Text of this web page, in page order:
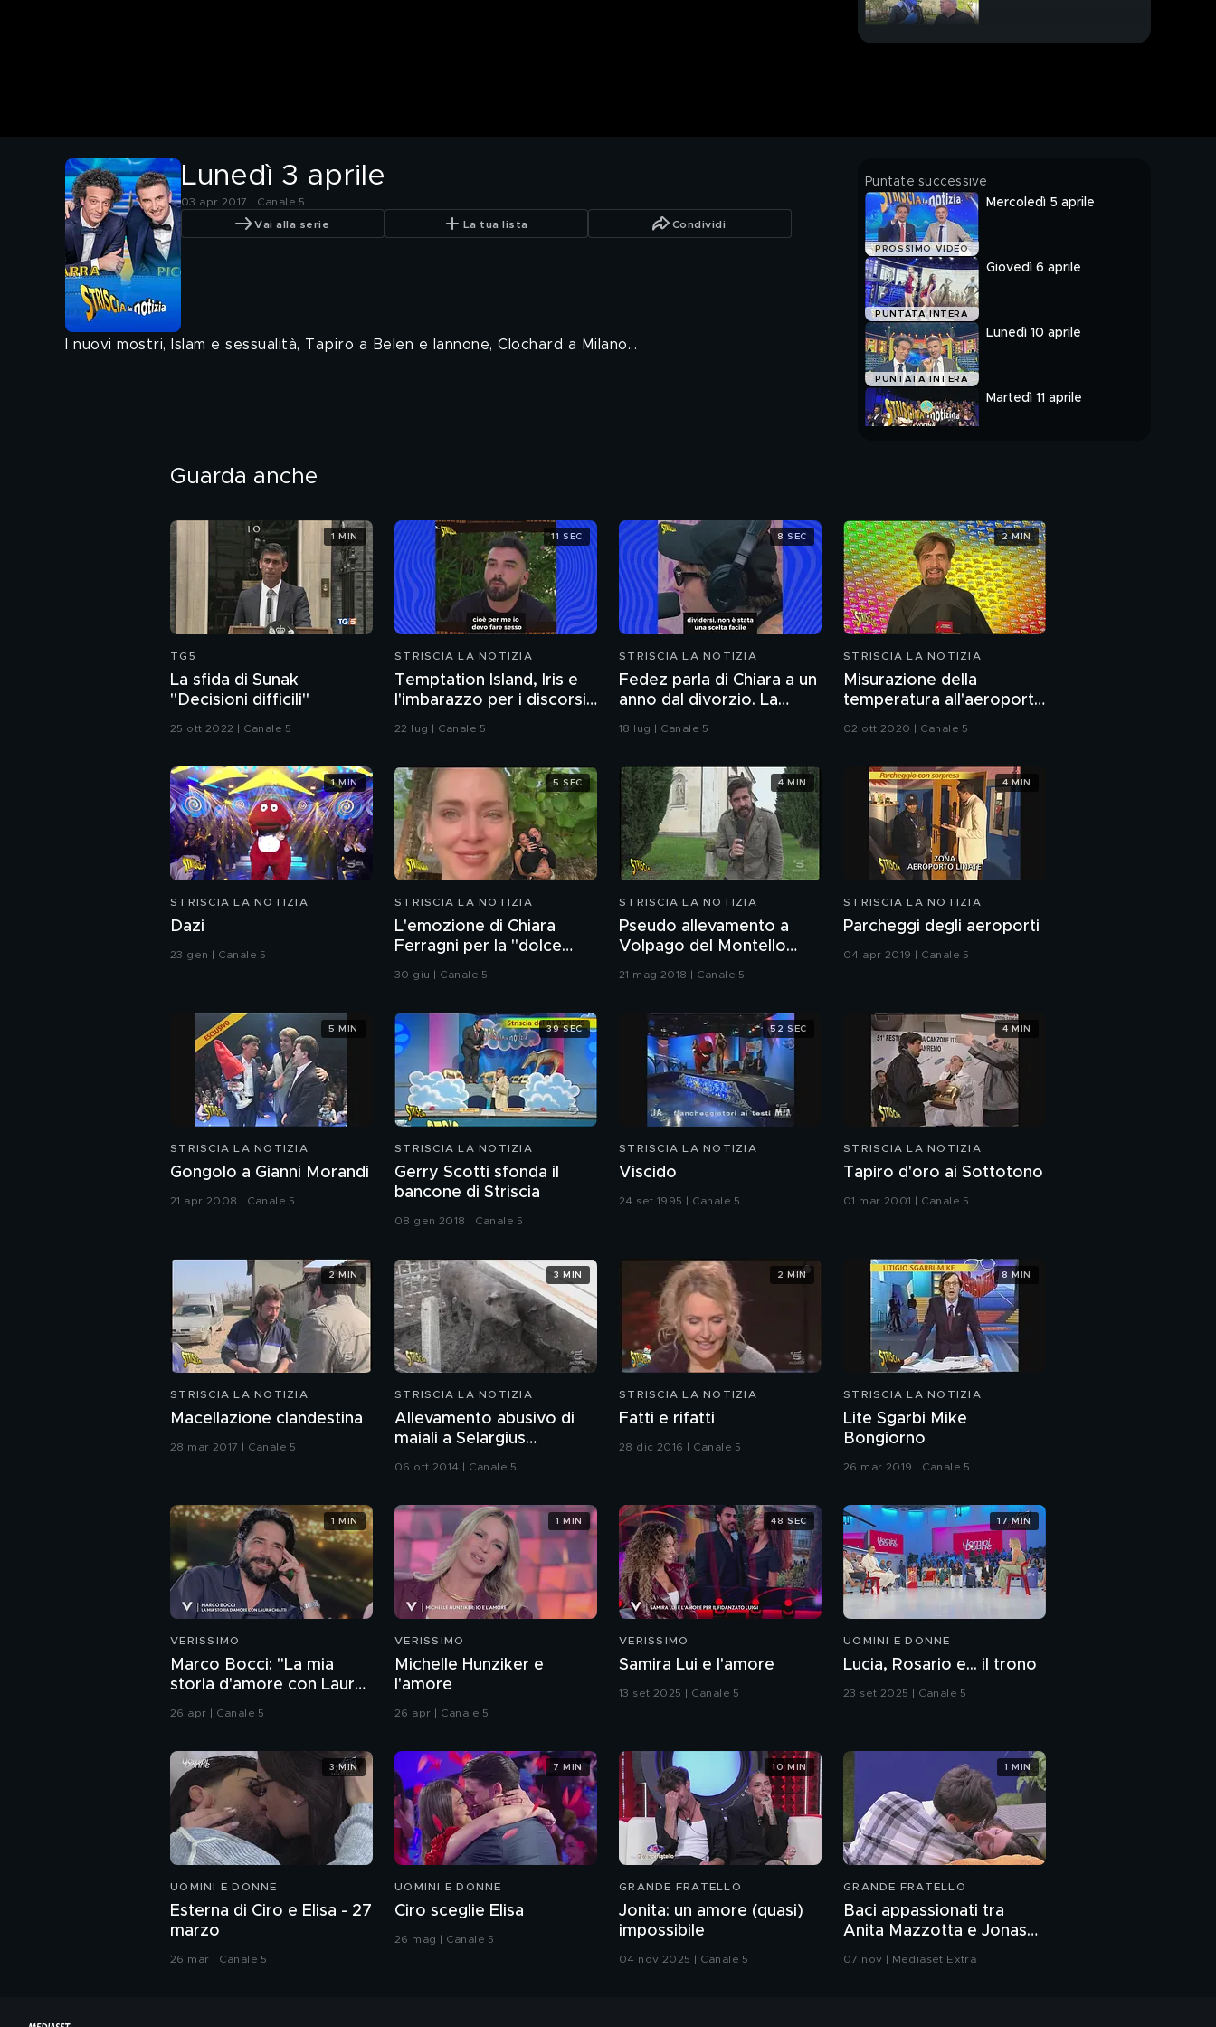
Iannone
Lunedì 3 aprile
03 apr 2017 | Canale 5
Vai alla serie La tua lista Condividi
I nuovi mostri, Islam e sessualità, Tapiro a Belen e Iannone, Clochard a Milano...
Puntate successive
PROSSIMO VIDEO
Mercoledì 5 aprile
PUNTATA INTERA
Giovedì 6 aprile
PUNTATA INTERA
Lunedì 10 aprile
Martedì 11 aprile
Guarda anche
TG5
La sfida di Sunak
"Decisioni difficili"
25 ott 2022 | Canale 5
1 MIN
STRISCIA LA NOTIZIA
Temptation Island, Iris e
l'imbarazzo per i discorsi
del fidanzato Andrea sul
22 lug | Canale 5
11 SEC
STRISCIA LA NOTIZIA
Fedez parla di Chiara a un
anno dal divorzio. La
reazione della Ferragni
18 lug | Canale 5
8 SEC
STRISCIA LA NOTIZIA
Misurazione della
temperatura all'aeroporto
di Malpensa
02 ott 2020 | Canale 5
2 MIN
STRISCIA LA NOTIZIA
Dazi
23 gen | Canale 5
1 MIN
STRISCIA LA NOTIZIA
L'emozione di Chiara
Ferragni per la "dolce
attesa" di Fedez e la sua
30 giu | Canale 5
5 SEC
STRISCIA LA NOTIZIA
Pseudo allevamento a
Volpago del Montello
21 mag 2018 | Canale 5
4 MIN
STRISCIA LA NOTIZIA
Parcheggi degli aeroporti
04 apr 2019 | Canale 5
4 MIN
STRISCIA LA NOTIZIA
Gongolo a Gianni Morandi
21 apr 2008 | Canale 5
5 MIN
STRISCIA LA NOTIZIA
Gerry Scotti sfonda il
bancone di Striscia
08 gen 2018 | Canale 5
39 SEC
STRISCIA LA NOTIZIA
Viscido
24 set 1995 | Canale 5
52 SEC
STRISCIA LA NOTIZIA
Tapiro d'oro ai Sottotono
01 mar 2001 | Canale 5
4 MIN
STRISCIA LA NOTIZIA
Macellazione clandestina
28 mar 2017 | Canale 5
2 MIN
STRISCIA LA NOTIZIA
Allevamento abusivo di
maiali a Selargius
06 ott 2014 | Canale 5
3 MIN
STRISCIA LA NOTIZIA
Fatti e rifatti
28 dic 2016 | Canale 5
2 MIN
STRISCIA LA NOTIZIA
Lite Sgarbi Mike
Bongiorno
26 mar 2019 | Canale 5
8 MIN
VERISSIMO
Marco Bocci: "La mia
storia d'amore con Laura
Chiatti"
26 apr | Canale 5
1 MIN
VERISSIMO
Michelle Hunziker e
l'amore
26 apr | Canale 5
1 MIN
VERISSIMO
Samira Lui e l'amore
13 set 2025 | Canale 5
48 SEC
UOMINI E DONNE
Lucia, Rosario e... il trono
23 set 2025 | Canale 5
17 MIN
UOMINI E DONNE
Esterna di Ciro e Elisa - 27
marzo
26 mar | Canale 5
3 MIN
UOMINI E DONNE
Ciro sceglie Elisa
26 mag | Canale 5
7 MIN
GRANDE FRATELLO
Jonita: un amore (quasi)
impossibile
04 nov 2025 | Canale 5
10 MIN
GRANDE FRATELLO
Baci appassionati tra
Anita Mazzotta e Jonas
07 nov | Mediaset Extra
1 MIN